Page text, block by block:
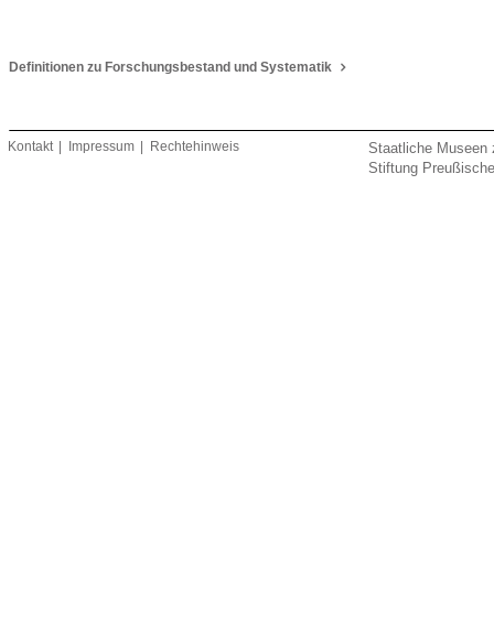
Definitionen zu Forschungsbestand und Systematik
Kontakt Impressum Rechtehinweis
Staatliche
Stiftung